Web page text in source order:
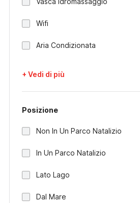
Wifi
Aria Condizionata
+ Vedi di più
Posizione
Non In Un Parco Natalizio
In Un Parco Natalizio
Lato Lago
Dal Mare